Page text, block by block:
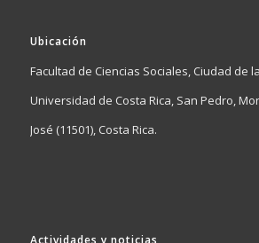
Ubicación
Facultad de Ciencias Sociales, Ciudad de
Universidad de Costa Rica, San Pedro,
José (11501), Costa Rica.